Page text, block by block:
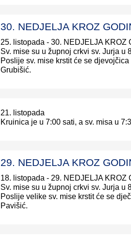
30. NEDJELJA KROZ
25. listopada - 30. NEDJELJA KROZ
Sv. mise su u župnoj crkvi sv. Jurja u
Poslije sv. mise krstit će se
Grubišić.
21. listopada
Kruinica je u 7:00 sati, a sv. misa u
29. NEDJELJA KROZ
18. listopada - 29. NEDJELJA KROZ
Sv. mise su u župnoj crkvi sv. Jurja u
Poslije velike sv. mise krstit će se
Pavišić.